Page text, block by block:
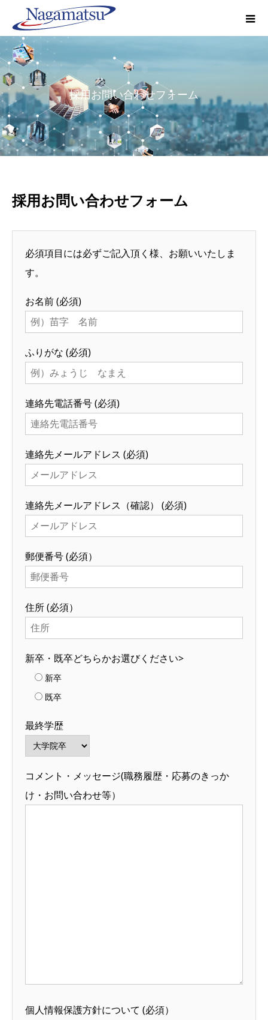
採用お問い合わせフォーム
採用お問い合わせフォーム
必須項目には必ずご記入頂く様、お願いいたしま
す。
お名前(必須)
ふりがな (必須)
連絡先電話番号(必須)
連絡先メールアドレス (必須)
連絡先メールアドレス（確認） (必須)
郵便番号(必須）
住所(必須）
新卒・既卒どちらかお選びください>
新卒
既卒
最終学歴
コメント・メッセージ(職務履歴・応募のきっか
け・お問い合わせ等）
個人情報保護方針について (必須）